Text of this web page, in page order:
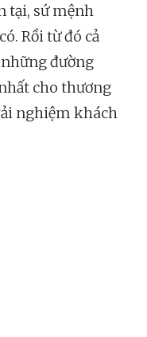
tại, sứ mệnh
Rồi từ đó cả
đường
cho thương
nghiệm khách